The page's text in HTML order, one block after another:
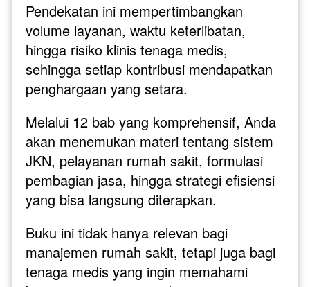
Pendekatan ini mempertimbangkan
volume layanan, waktu keterlibatan,
hingga risiko klinis tenaga medis,
sehingga setiap kontribusi mendapatkan
penghargaan yang setara.
Melalui 12 bab yang komprehensif, Anda
akan menemukan materi tentang sistem
JKN, pelayanan rumah sakit, formulasi
pembagian jasa, hingga strategi efisiensi
yang bisa langsung diterapkan.
Buku ini tidak hanya relevan bagi
manajemen rumah sakit, tetapi juga bagi
tenaga medis yang ingin memahami